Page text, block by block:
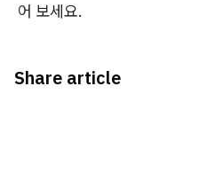
어 보세요.
Share article